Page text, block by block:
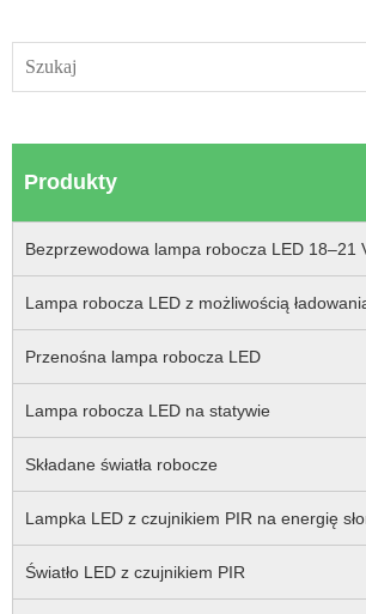
Produkty
Bezprzewodowa lampa robocza LED 18–21
Lampa robocza LED z możliwością
Przenośna lampa robocza LED
Lampa robocza LED na statywie
Składane światła robocze
Lampka LED z czujnikiem PIR na energię
Światło LED z czujnikiem PIR